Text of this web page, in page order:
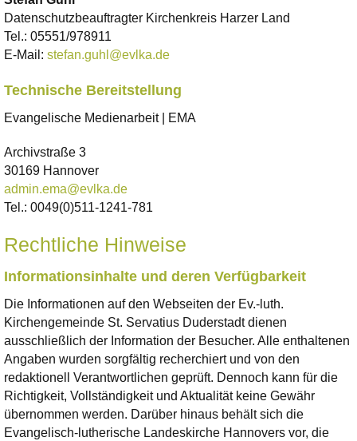
Datenschutzbeauftragter Kirchenkreis Harzer Land
Tel.: 05551/978911
E-Mail: stefan.guhl@evlka.de
Technische Bereitstellung
Evangelische Medienarbeit | EMA
Archivstraße 3
30169 Hannover
admin.ema@evlka.de
Tel.: 0049(0)511-1241-781
Rechtliche Hinweise
Informationsinhalte und deren Verfügbarkeit
Die Informationen auf den Webseiten der Ev.-luth.
Kirchengemeinde St. Servatius Duderstadt dienen
ausschließlich der Information der Besucher. Alle enthaltenen
Angaben wurden sorgfältig recherchiert und von den
redaktionell Verantwortlichen geprüft. Dennoch kann für die
Richtigkeit, Vollständigkeit und Aktualität keine Gewähr
übernommen werden. Darüber hinaus behält sich die
Evangelisch-lutherische Landeskirche Hannovers vor, die